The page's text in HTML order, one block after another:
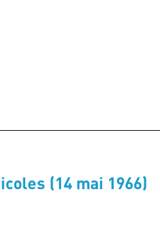
(14 mai 1966)